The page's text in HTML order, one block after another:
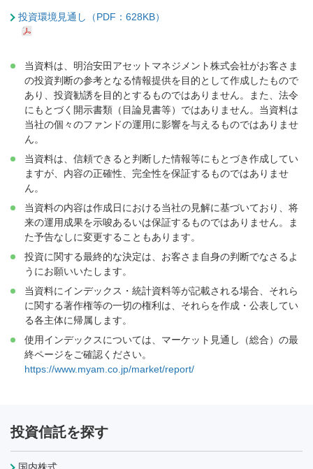
投資環境見通し（PDF：628KB）
当資料は、明治安田アセットマネジメント株式会社がお客さま
の投資判断の参考となる情報提供を目的として作成したもので
あり、投資勧誘を目的とするものではありません。また、法令
にもとづく開示書類（目論見書等）ではありません。当資料は
当社の個々のファンドの運用に影響を与えるものではありませ
ん。
当資料は、信頼できると判断した情報等にもとづき作成してい
ますが、内容の正確性、完全性を保証するものではありませ
ん。
当資料の内容は作成日における当社の見解に基づいており、将
来の運用成果を示唆あるいは保証するものではありません。ま
た予告なしに変更することもあります。
投資に関する最終的な決定は、お客さま自身の判断でなさるよ
うにお願いいたします。
当資料にインデックス・統計資料等が記載される場合、それら
に関する著作権等の一切の権利は、それらを作成・公表してい
る各主体に帰属します。
使用インデックスについては、マーケット見通し（総合）の最
終ページをご確認ください。
https://www.myam.co.jp/market/report/
投資信託を探す
国内株式